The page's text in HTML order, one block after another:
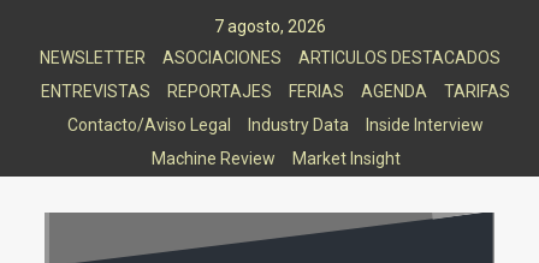
7 agosto, 2026
NEWSLETTER
ASOCIACIONES
ARTICULOS DESTACADOS
ENTREVISTAS
REPORTAJES FERIAS AGENDA
TARIFAS
Contacto/Aviso Legal
Industry Data
Inside Interview
Machine Review
Market Insight